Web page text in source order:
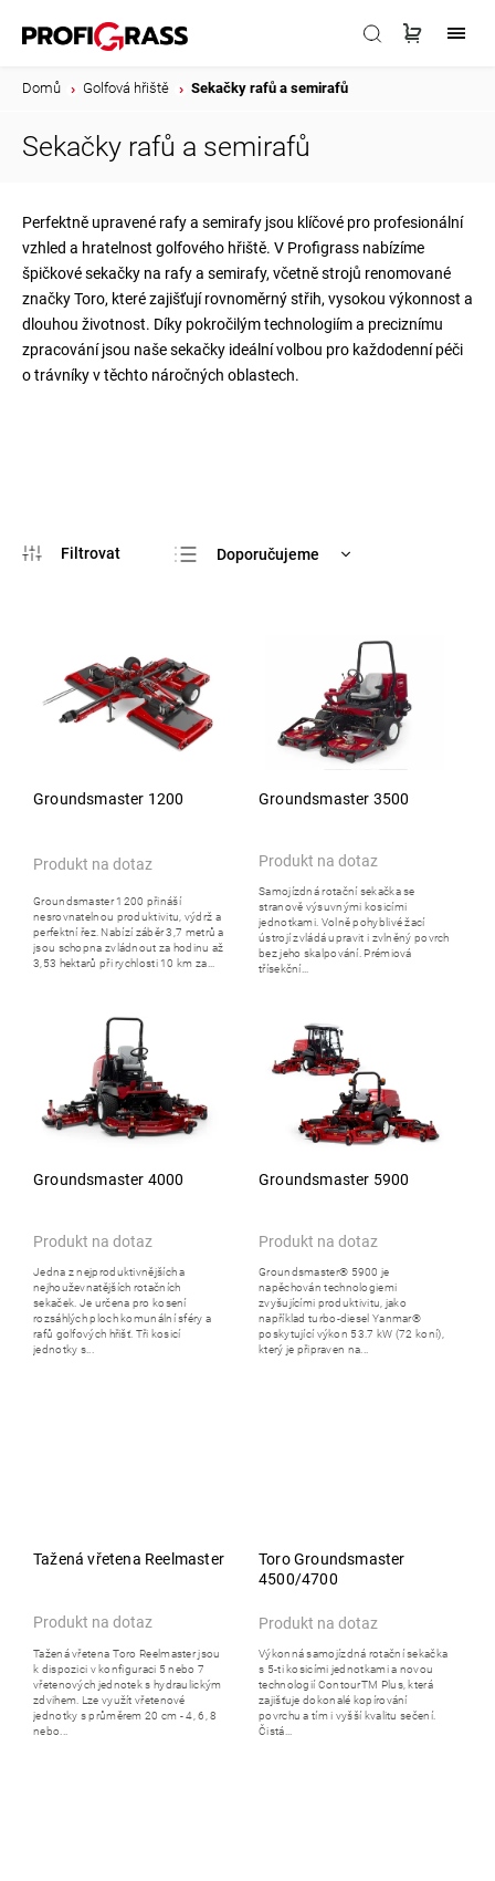
Domů Golfová hřiště Sekačky rafů a semirafů
Sekačky rafů a semirafů
Perfektně upravené rafy a semirafy jsou klíčové pro profesionální
vzhled a hratelnost golfového hřiště. V Profigrass nabízíme
špičkové sekačky na rafy a semirafy, včetně strojů renomované
značky Toro, které zajišťují rovnoměrný střih, vysokou výkonnost a
dlouhou životnost. Díky pokročilým technologiím a preciznímu
zpracování jsou naše sekačky ideální volbou pro každodenní péči
o trávníky v těchto náročných oblastech.
Doporučujeme
Groundsmaster 1200
Produkt na dotaz
Groundsmaster 1200 přináší
nesrovnatelnou produktivitu, výdrž a
perfektní řez. Nabízí záběr 3,7 metrů a
jsou schopna zvládnout za hodinu až
3,53 hektarů při rychlosti 10 km za...
Groundsmaster 3500
Produkt na dotaz
Samojízdná rotační sekačka se
stranově výsuvnými kosicími
jednotkami. Volně pohyblivé žací
ústrojí zvládá upravit i zvlněný povrch
bez jeho skalpování. Prémiová
třísekční...
Groundsmaster 4000
Produkt na dotaz
Jedna z nejproduktivnějších a
nejhouževnatějších rotačních
sekaček. Je určena pro kosení
rozsáhlých ploch komunální sféry a
rafů golfových hřišť. Tři kosicí
jednotky s...
Groundsmaster 5900
Produkt na dotaz
Groundsmaster® 5900 je
napěchován technologiemi
zvyšujícími produktivitu, jako
například turbo-diesel Yanmar®
poskytující výkon 53.7 kW (72 koní),
který je připraven na...
Tažená vřetena Reelmaster
Produkt na dotaz
Tažená vřetena Toro Reelmaster jsou
k dispozici v konfiguraci 5 nebo 7
vřetenových jednotek s hydraulickým
zdvihem. Lze využít vřetenové
jednotky s průměrem 20 cm - 4, 6, 8
nebo...
Toro Groundsmaster
4500/4700
Produkt na dotaz
Výkonná samojízdná rotační sekačka
s 5-ti kosicími jednotkami a novou
technologií ContourTM Plus, která
zajišťuje dokonalé kopírování
povrchu a tím i vyšší kvalitu sečení.
Čistá...